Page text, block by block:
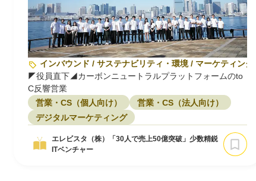
インバウンド / サステナビリティ・環境 / マーケティング
◤役員直下◢カーボンニュートラルプラットフォームのto
C反響営業
営業・CS（個人向け）
営業・CS（法人向け）
デジタルマーケティング
エレビスタ（株）「30人で売上50億突破」少数精鋭
ITベンチャー